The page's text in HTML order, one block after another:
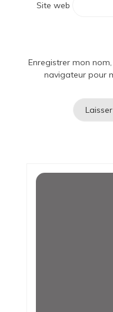
Site web
Enregistrer mon
navigateur pour